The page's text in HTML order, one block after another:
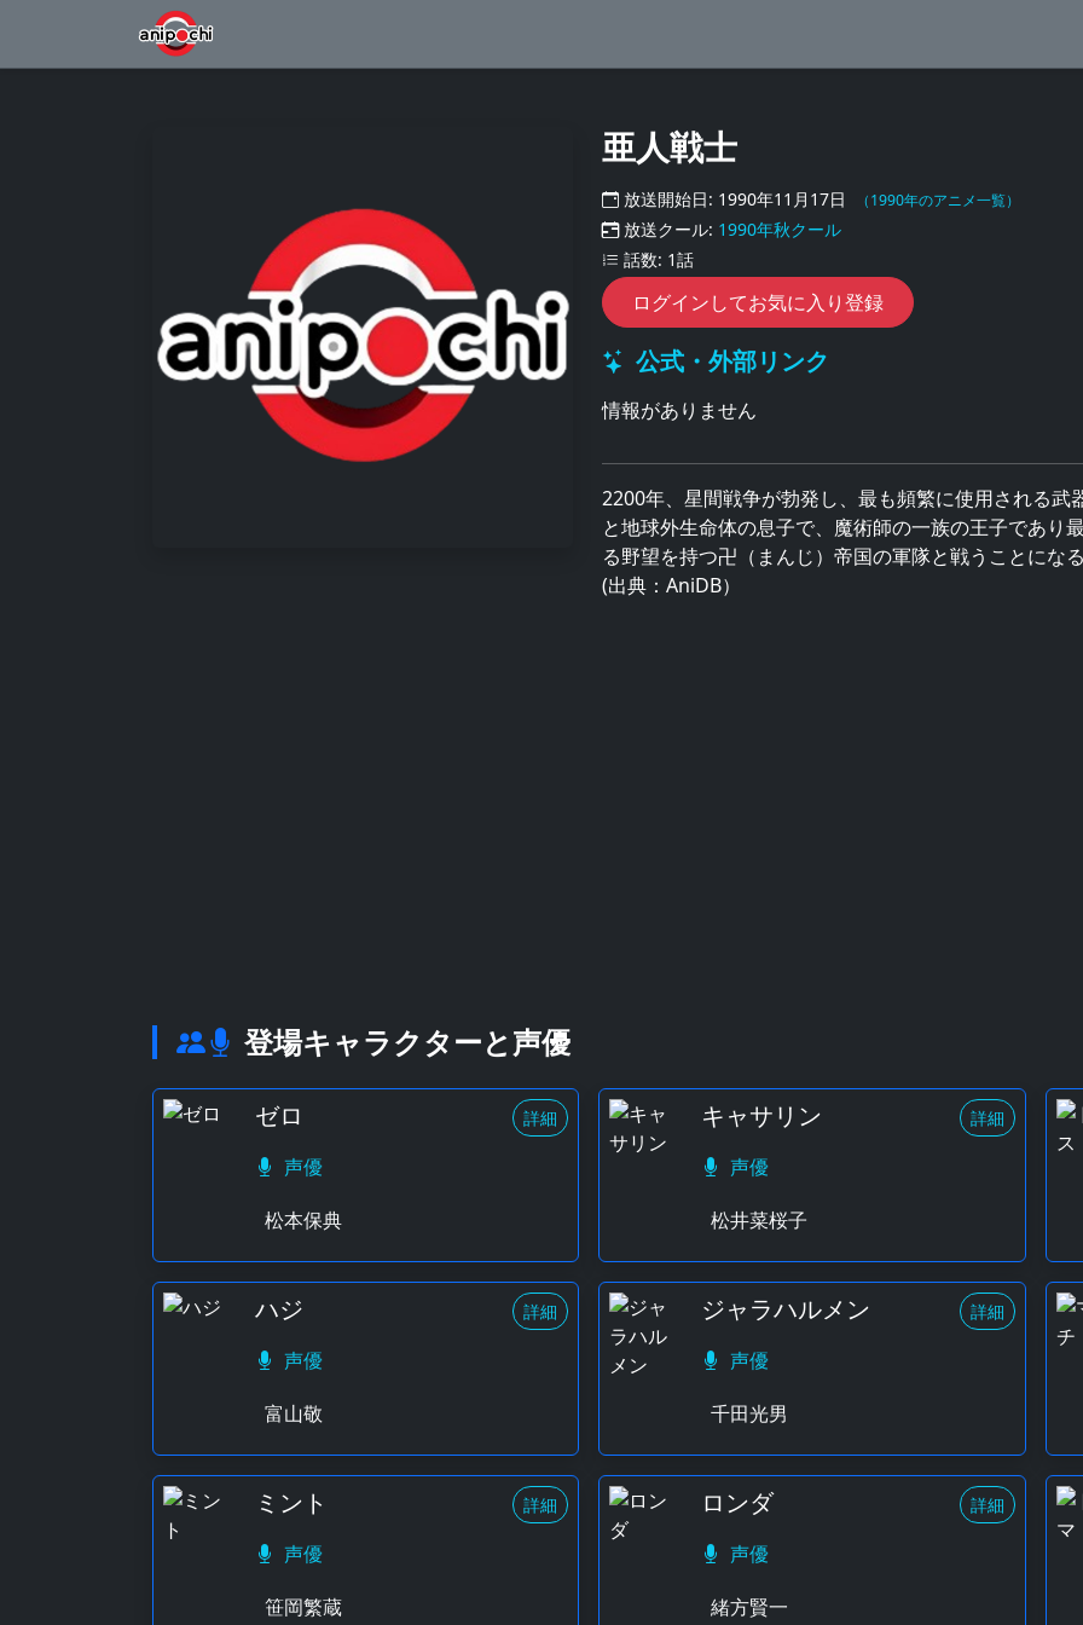
亜人戦士
放送開始日: 1990年11月17日 （1990年のアニメ一覧）
放送クール: 1990年秋クール
話数: 1話
ログインしてお気に入り登録
公式・外部リンク
情報がありません
2200年、星間戦争が勃発し、最も頻繁に使用される
と地球外生命体の息子で、魔術師の一族の王子であり
る野望を持つ卍（まんじ）帝国の軍隊と戦うことにな
(出典：AniDB）
登場キャラクターと声優
ゼロ 詳細
声優
松本保典
キャサリン 詳細
声優
松井菜桜子
ハジ 詳細
声優
富山敬
ジャラハルメン 詳細
声優
千田光男
ミント 詳細
声優
笹岡繁蔵
ロンダ 詳細
声優
緒方賢一